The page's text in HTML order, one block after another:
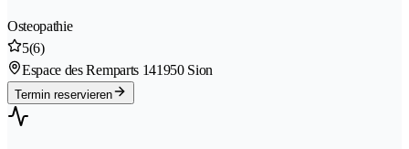
Osteopathie
5(6)
Espace des Remparts 141950 Sion
Termin reservieren